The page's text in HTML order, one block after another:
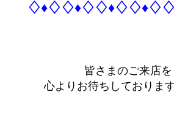
皆さまのご来店を
心よりお待ちしておりま